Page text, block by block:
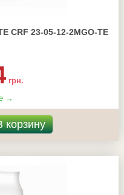
CRF 23-05-12-2MGO-TE
грн.
→
корзину